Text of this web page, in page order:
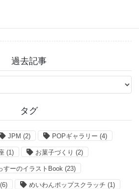
過去記事
タグ
JPM (2) POPギャラリー (4)
(1) お菓子づくり (2)
すーのイラストBook (23)
(6) めいわんポップスクラッチ (1)